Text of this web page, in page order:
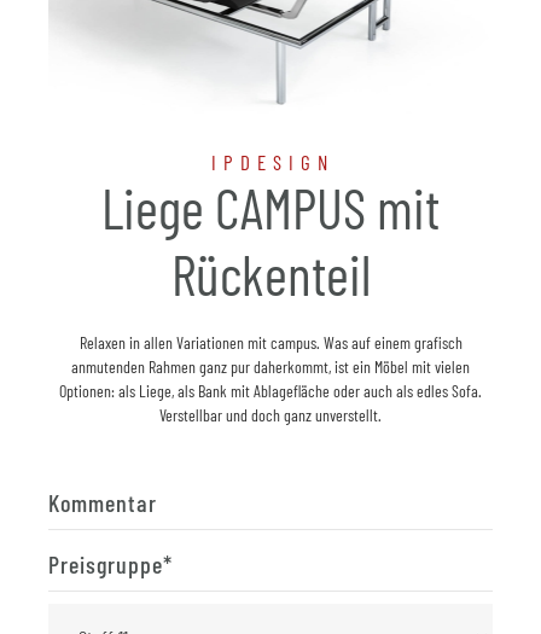
IPDESIGN
Liege CAMPUS mit
Rückenteil
Relaxen in allen Variationen mit campus. Was auf einem grafisch
anmutenden Rahmen ganz pur daherkommt, ist ein Möbel mit vielen
Optionen: als Liege, als Bank mit Ablagefläche oder auch als edles Sofa.
Verstellbar und doch ganz unverstellt.
Kommentar
Preisgruppe*